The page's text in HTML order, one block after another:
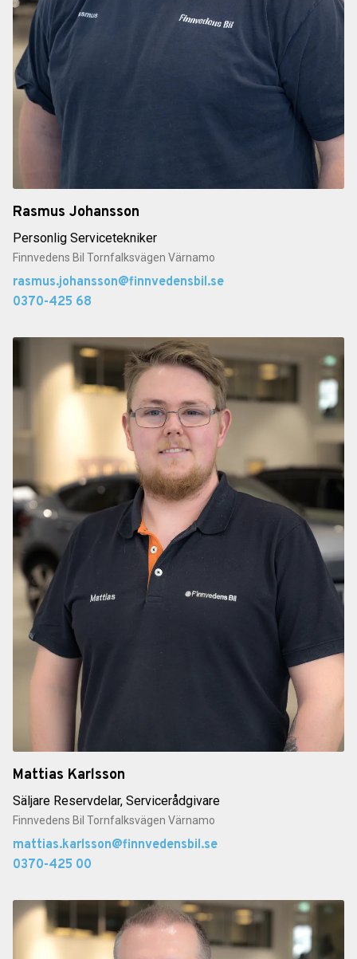
Rasmus Johansson
Personlig Servicetekniker
Finnvedens Bil Tornfalksvägen Värnamo
rasmus.johansson@finnvedensbil.se
0370-425 68
Mattias Karlsson
Säljare Reservdelar, Servicerådgivare
Finnvedens Bil Tornfalksvägen Värnamo
mattias.karlsson@finnvedensbil.se
0370-425 00